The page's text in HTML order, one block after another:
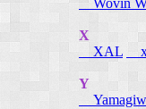
Wovin
X
XAL
Y